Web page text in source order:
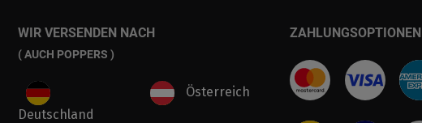
WIR VERSENDEN NACH
( AUCH POPPERS )
Deutschland
Österreich
ZAHLUNGSOPTIONEN